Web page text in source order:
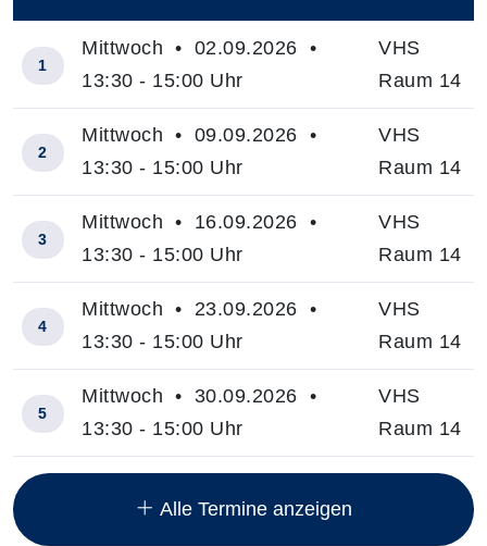
Insgesamt gibt es 10 Termine zum diesen Kurs
1
Mittwoch • 02.09.2026 •
13:30 - 15:00 Uhr
VHS
Raum 14
2
Mittwoch • 09.09.2026 •
13:30 - 15:00 Uhr
VHS
Raum 14
3
Mittwoch • 16.09.2026 •
13:30 - 15:00 Uhr
VHS
Raum 14
4
Mittwoch • 23.09.2026 •
13:30 - 15:00 Uhr
VHS
Raum 14
5
Mittwoch • 30.09.2026 •
13:30 - 15:00 Uhr
VHS
Raum 14
Alle Termine anzeigen